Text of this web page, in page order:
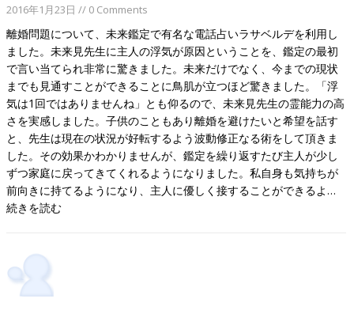
2016年1月23日 // 0 Comments
離婚問題について、未来鑑定で有名な電話占いラサベルデを利用し
ました。未来見先生に主人の浮気が原因ということを、鑑定の最初
で言い当てられ非常に驚きました。未来だけでなく、今までの現状
までも見通すことができることに鳥肌が立つほど驚きました。「浮
気は1回ではありませんね」とも仰るので、未来見先生の霊能力の高
さを実感しました。子供のこともあり離婚を避けたいと希望を話す
と、先生は現在の状況が好転するよう波動修正なる術をして頂きま
した。その効果かわかりませんが、鑑定を繰り返すたび主人が少し
ずつ家庭に戻ってきてくれるようになりました。私自身も気持ちが
前向きに持てるようになり、主人に優しく接することができるよ…
続きを読む